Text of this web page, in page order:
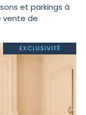
et parkings à
vente de